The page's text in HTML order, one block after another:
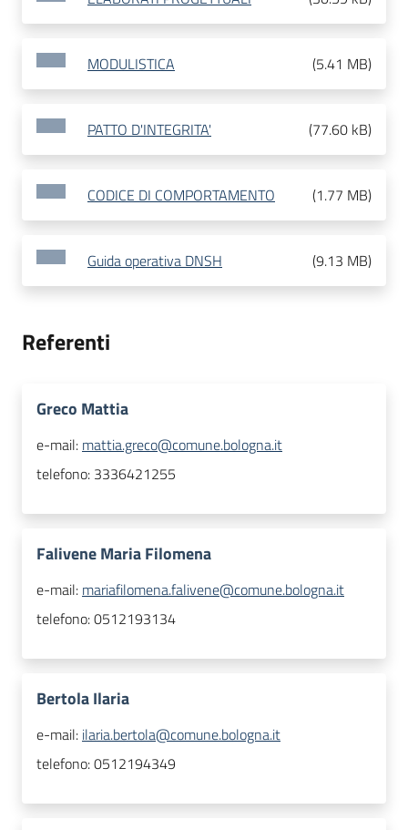
MODULISTICA (5.41 MB)
PATTO D'INTEGRITA' (77.60 kB)
CODICE DI COMPORTAMENTO (1.77 MB)
Guida operativa DNSH (9.13 MB)
Referenti
Greco Mattia
e-mail: mattia.greco@comune.bologna.it
telefono: 3336421255
Falivene Maria Filomena
e-mail: mariafilomena.falivene@comune.bologna.it
telefono:0512193134
Bertola Ilaria
e-mail: ilaria.bertola@comune.bologna.it
telefono:0512194349